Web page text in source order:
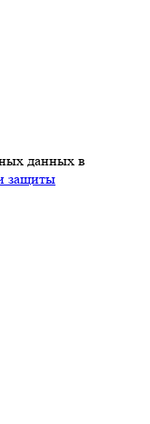
данных в
защиты